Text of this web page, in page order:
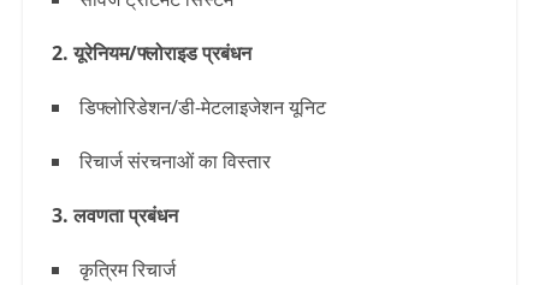
2. यूरेनियम/फ्लोराइड प्रबंधन
डिफ्लोरिडेशन/डी-मेटलाइजेशन यूनिट
रिचार्ज संरचनाओं का विस्तार
3. लवणता प्रबंधन
कृत्रिम रिचार्ज